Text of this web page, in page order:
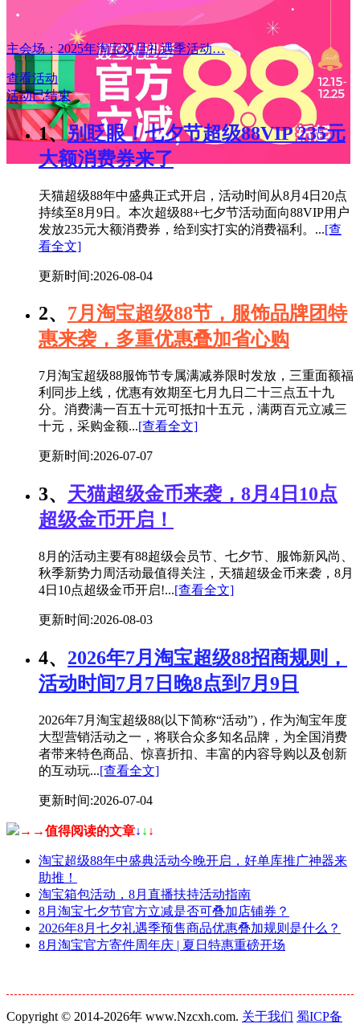
主会场：2025年淘宝双旦礼遇季活动…
查看活动
活动已结束
1、 别眨眼！七夕节超级88VIP 235元
大额消费券来了
天猫超级88年中盛典正式开启，活动时间从8月4日20点
持续至8月9日。本次超级88+七夕节活动面向88VIP用户
发放235元大额消费券，给到实打实的消费福利。...[查
看全文]
更新时间:2026-08-04
2、 7月淘宝超级88节，服饰品牌团特
惠来袭，多重优惠叠加省心购
7月淘宝超级88服饰节专属满减券限时发放，三重面额福
利同步上线，优惠有效期至七月九日二十三点五十九
分。消费满一百五十元可抵扣十五元，满两百元立减三
十元，采购金额...[查看全文]
更新时间:2026-07-07
3、 天猫超级金币来袭，8月4日10点
超级金币开启！
8月的活动主要有88超级会员节、七夕节、服饰新风尚、
秋季新势力周活动最值得关注，天猫超级金币来袭，8月
4日10点超级金币开启!...[查看全文]
更新时间:2026-08-03
4、 2026年7月淘宝超级88招商规则，
活动时间7月7日晚8点到7月9日
2026年7月淘宝超级88(以下简称“活动”)，作为淘宝年度
大型营销活动之一，将联合众多知名品牌，为全国消费
者带来特色商品、惊喜折扣、丰富的内容导购以及创新
的互动玩...[查看全文]
更新时间:2026-07-04
→→值得阅读的文章↓ ↓ ↓
淘宝超级88年中盛典活动今晚开启，好单库推广神器来
助推！
淘宝箱包活动，8月直播扶持活动指南
8月淘宝七夕节官方立减是否可叠加店铺券？
2026年8月七夕礼遇季预售商品优惠叠加规则是什么？
8月淘宝官方寄件周年庆 | 夏日特惠重磅开场
Copyright © 2014-2026年 www.Nzcxh.com. 关于我们 蜀ICP备